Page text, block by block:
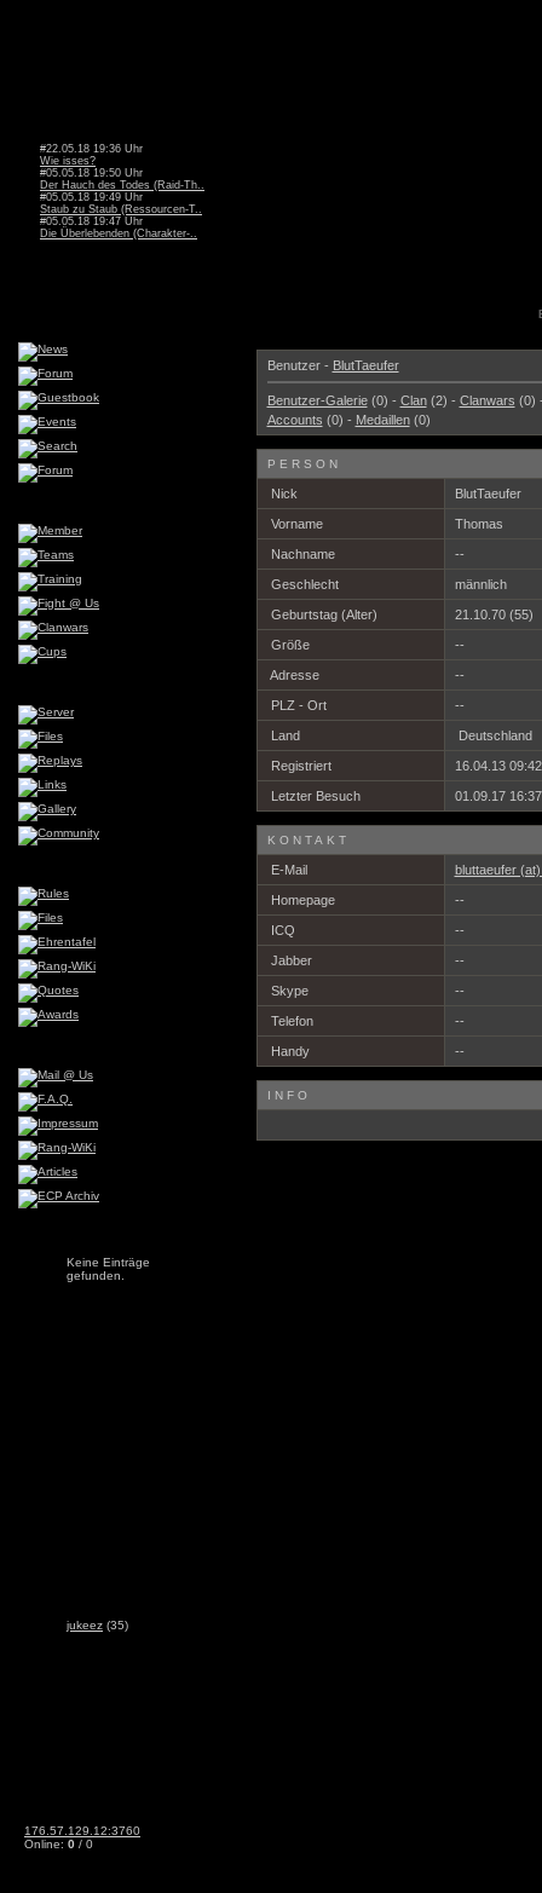
#22.05.18 19:36 Uhr
Wie isses?
#05.05.18 19:50 Uhr
Der Hauch des Todes (Raid-Th..
#05.05.18 19:49 Uhr
Staub zu Staub (Ressourcen-T..
#05.05.18 19:47 Uhr
Die Überlebenden (Charakter-..
Keine Einträge
gefunden.
jukeez (35)
176.57.129.12:3760
Online: 0 / 0
Benutzer - BlutTaeufer
Benutzer-Galerie(0) - Clan(2) - Clanwars (0)
Accounts (0) - Medaillen(0)
PERSON
Nick BlutTaeufer
Vorname Thomas
Nachname --
Geschlecht männlich
Geburtstag (Alter) 21.10.70 (55)
Größe --
Adresse --
PLZ - Ort --
Land Deutschland
Registriert 16.04.13
Letzter Besuch 01.09.17
KONTAKT
E-Mail bluttaeufer
Homepage --
ICQ --
Jabber --
Skype --
Telefon --
Handy --
INFO